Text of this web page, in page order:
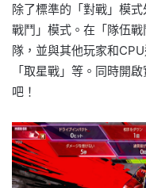
除了標準的「對戰」模
戰鬥」模式。在「隊伍
隊，並與其他玩家和
「取星戰」等。同時開
吧！